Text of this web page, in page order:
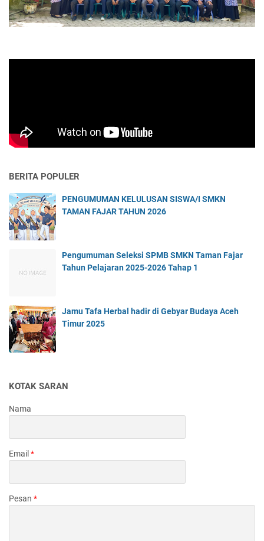
BERITA POPULER
PENGUMUMAN KELULUSAN SISWA/I SMKN
TAMAN FAJAR TAHUN 2026
Pengumuman Seleksi SPMB SMKN Taman Fajar
Tahun Pelajaran 2025-2026 Tahap 1
Jamu Tafa Herbal hadir di Gebyar Budaya Aceh
Timur 2025
KOTAK SARAN
Nama
Email *
Pesan *